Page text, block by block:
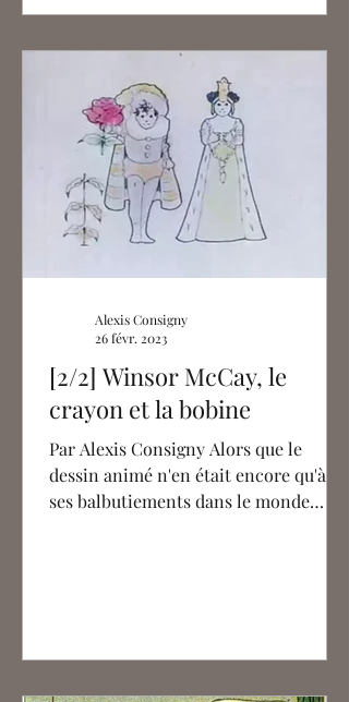
[2/2] Winsor McCay, le
crayon et la bobine
Par Alexis Consigny Alors que le
dessin animé n'en était encore qu'à
ses balbutiements dans le monde
Alexis Consigny
26 févr. 2023